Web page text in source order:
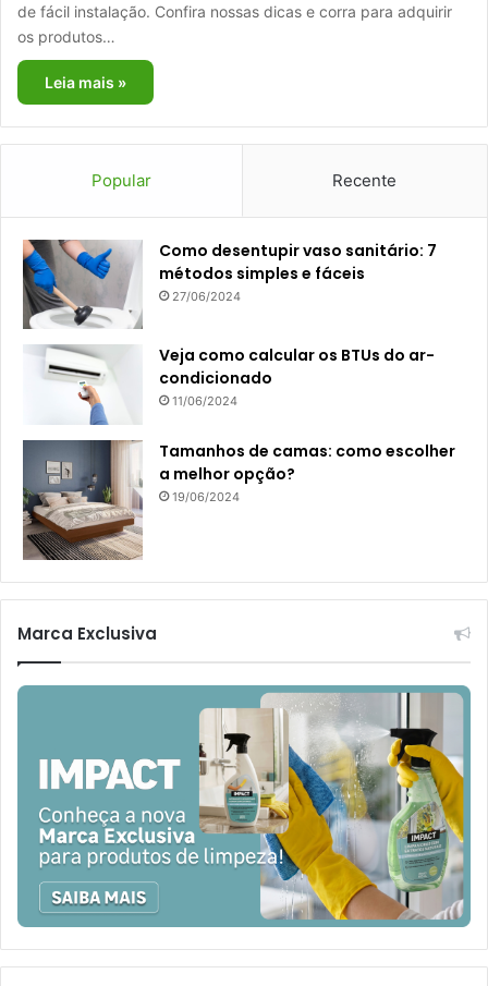
de fácil instalação. Confira nossas dicas e corra para adquirir
os produtos…
Leia mais »
Popular Recente
Como desentupir vaso sanitário: 7
métodos simples e fáceis
27/06/2024
Veja como calcular os BTUs do ar-
condicionado
11/06/2024
Tamanhos de camas: como escolher
a melhor opção?
19/06/2024
Marca Exclusiva